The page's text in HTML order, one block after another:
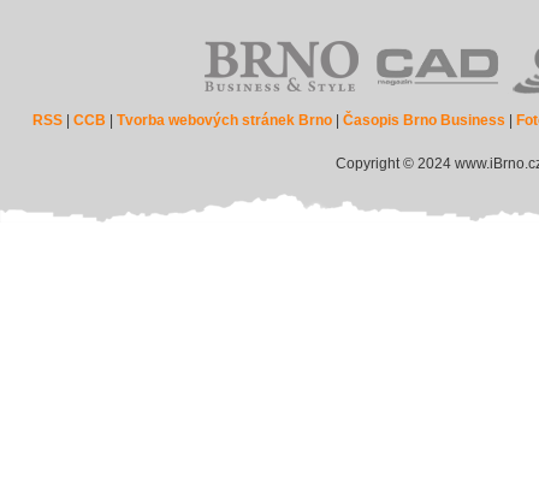
RSS |CCB |Tvorba webových stránek Brno |Časopis Brno Business
Copyright © 2024